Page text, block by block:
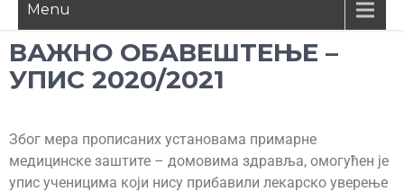
Menu
ВАЖНО ОБАВЕШТЕЊЕ –
УПИС 2020/2021
Због мера прописаних установама примарне
медицинске заштите – домовима здравља, омогућен је
упис ученицима који нису прибавили лекарско уверење